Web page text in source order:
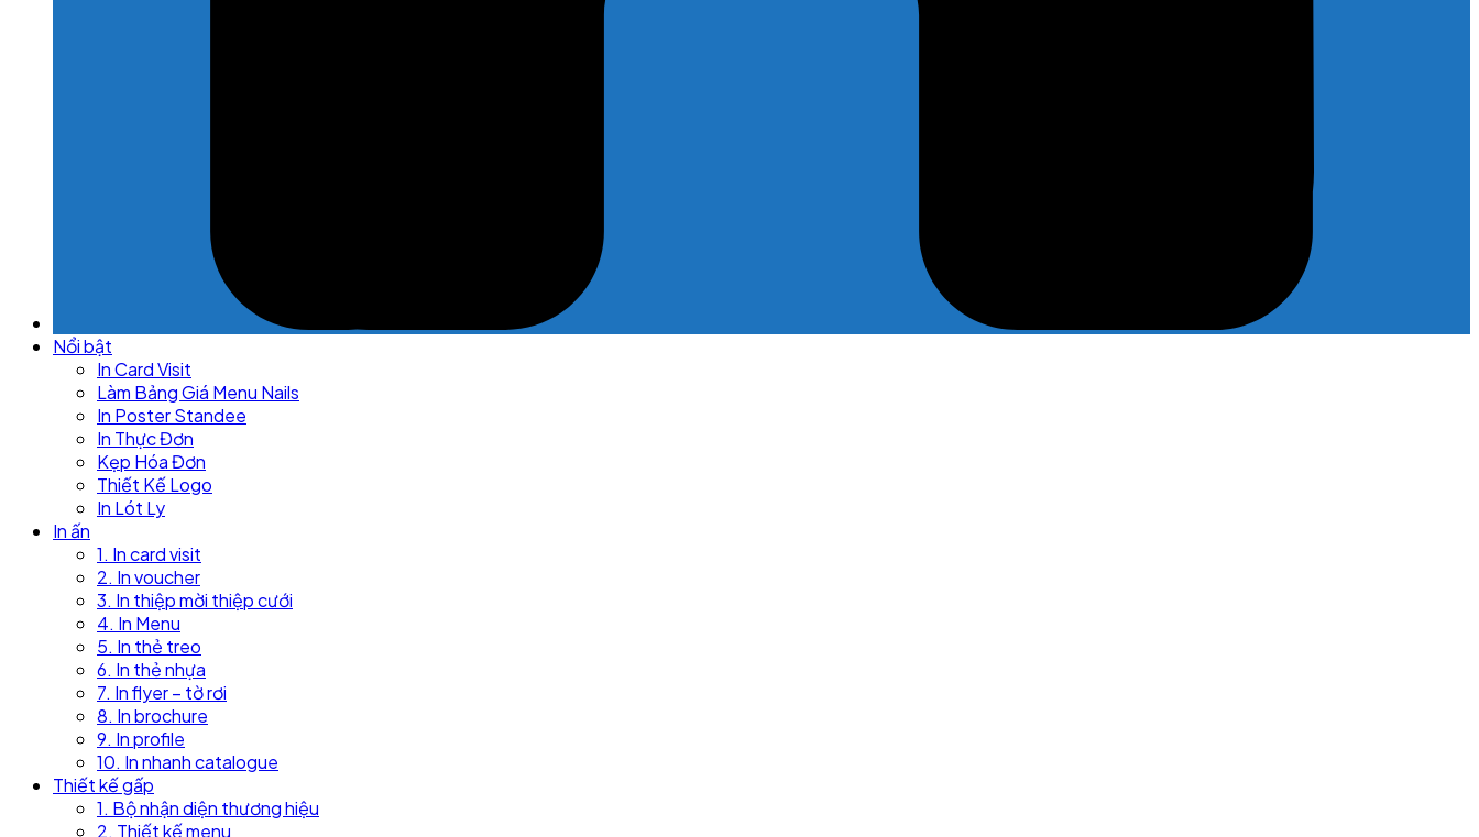
Nổi bật
In Card Visit
Làm Bảng Giá Menu Nails
In Poster Standee
In Thực Đơn
Kẹp Hóa Đơn
Thiết Kế Logo
In Lót Ly
In ấn
1. In card visit
2. In voucher
3. In thiệp mời thiệp cưới
4. In Menu
5. In thẻ treo
6. In thẻ nhựa
7. In flyer – tờ rơi
8. In brochure
9. In profile
10. In nhanh catalogue
Thiết kế gấp
1. Bộ nhận diện thương hiệu
2. Thiết kế menu